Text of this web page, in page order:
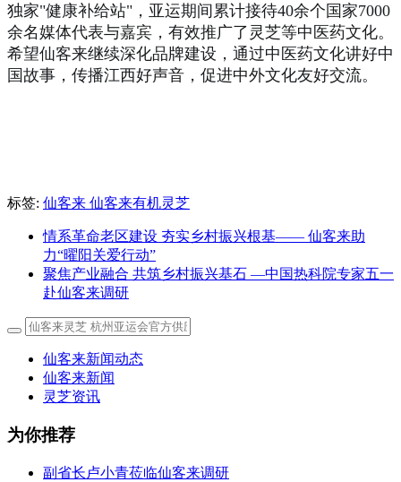
独家"健康补给站"，亚运期间累计接待40余个国家7000
余名媒体代表与嘉宾，有效推广了灵芝等中医药文化。
希望仙客来继续深化品牌建设，通过中医药文化讲好中
国故事，传播江西好声音，促进中外文化友好交流。
标签: 仙客来 仙客来有机灵芝
情系革命老区建设 夯实乡村振兴根基—— 仙客来助
力“曜阳关爱行动”
聚焦产业融合 共筑乡村振兴基石 —中国热科院专家五一
赴仙客来调研
仙客来新闻动态
仙客来新闻
灵芝资讯
为你推荐
副省长卢小青莅临仙客来调研